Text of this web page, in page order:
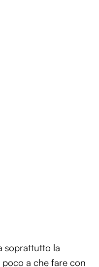
soprattutto la
a che fare con